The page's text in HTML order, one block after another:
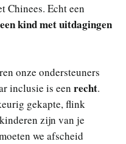
Chinees. Echt een
kind met uitdagingen
onze ondersteuners
inclusie is een recht.
gekapte, flink
zijn van je
we afscheid